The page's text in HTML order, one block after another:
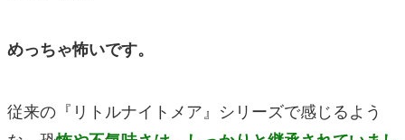
めっちゃ怖いです。
従来の『リトルナイトメア』シリーズで感じるよう